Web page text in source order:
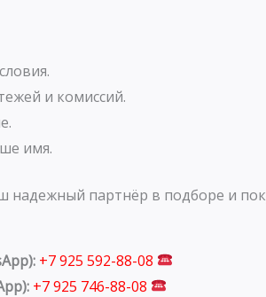
и комиссий.
имя.
надежный партнёр в подборе и
+7 925 592-88-08
+7 925 746-88-08